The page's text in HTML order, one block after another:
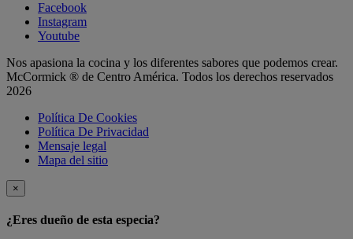
Facebook
Instagram
Youtube
Nos apasiona la cocina y los diferentes sabores que podemos crear.
McCormick ® de Centro América. Todos los derechos reservados
2026
Política De Cookies
Política De Privacidad
Mensaje legal
Mapa del sitio
×
¿Eres dueño de esta especia?